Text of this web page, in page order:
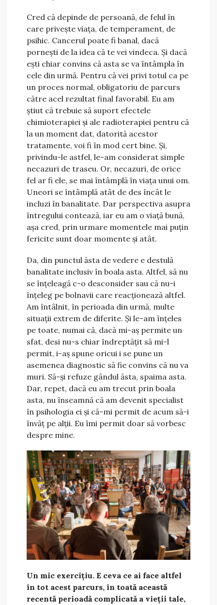
Cred că depinde de persoană, de felul în
care privește viața, de temperament, de
psihic. Cancerul poate fi banal, dacă
pornești de la idea că te vei vindeca. Și dacă
ești chiar convins că asta se va întâmpla în
cele din urmă. Pentru că vei privi totul ca pe
un proces normal, obligatoriu de parcurs
către acel rezultat final favorabil. Eu am
știut că trebuie să suport efectele
chimioterapiei și ale radioterapiei pentru că
la un moment dat, datorită acestor
tratamente, voi fi în mod cert bine. Și,
privindu-le astfel, le-am considerat simple
necazuri de traseu. Or, necazuri, de orice
fel ar fi ele, se mai întâmplă în viața unui om.
Uneori se întâmplă atât de des încât le
incluzi în banalitate. Dar perspectiva asupra
întregului contează, iar eu am o viață bună,
așa cred, prin urmare momentele mai puțin
fericite sunt doar momente și atât.
Da, din punctul ăsta de vedere e destulă
banalitate inclusiv în boala asta. Altfel, să nu
se înțeleagă c-o desconsider sau că nu-i
înțeleg pe bolnavii care reacționează altfel.
Am întâlnit, în perioada din urmă, multe
situații extrem de diferite. Și le-am înțeles
pe toate, numai că, dacă mi-aș permite un
sfat, desi nu-s chiar îndreptățit să mi-l
permit, i-aș spune oricui i se pune un
asemenea diagnostic să fie convins că nu va
muri. Să-și refuze gândul ăsta, spaima asta.
Dar, repet, dacă eu am trecut prin boala
asta, nu înseamnă că am devenit specialist
în psihologia ei și că-mi permit de acum să-i
învăț pe alții. Eu îmi permit doar să vorbesc
despre mine.
Un mic exercițiu. E ceva ce ai face altfel
în tot acest parcurs, în toată această
recentă perioadă complicată a vieții tale,